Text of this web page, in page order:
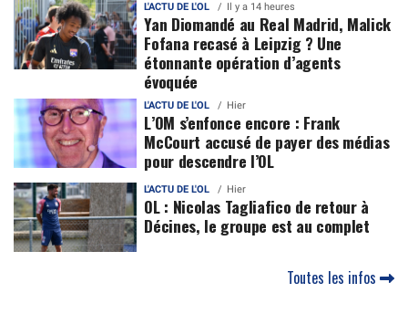
L'ACTU DE L'OL Il y a 14 heures
Yan Diomandé au Real Madrid, Malick
Fofana recasé à Leipzig ? Une
étonnante opération d’agents
évoquée
L'ACTU DE L'OL Hier
L’OM s’enfonce encore : Frank
McCourt accusé de payer des médias
pour descendre l’OL
L'ACTU DE L'OL Hier
OL : Nicolas Tagliafico de retour à
Décines, le groupe est au complet
Toutes les infos